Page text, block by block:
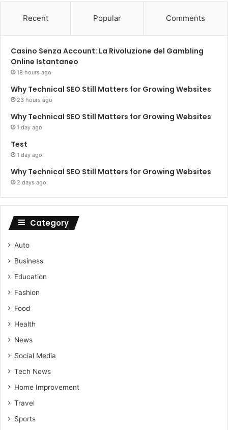
Recent Popular Comments
Casino Senza Account: La Rivoluzione del Gambling
Online Istantaneo
18 hours ago
Why Technical SEO Still Matters for Growing Websites
23 hours ago
Why Technical SEO Still Matters for Growing Websites
1 day ago
Test
1 day ago
Why Technical SEO Still Matters for Growing Websites
2 days ago
Category
Auto
Business
Education
Fashion
Food
Health
News
Social Media
Tech News
Home Improvement
Travel
Sports